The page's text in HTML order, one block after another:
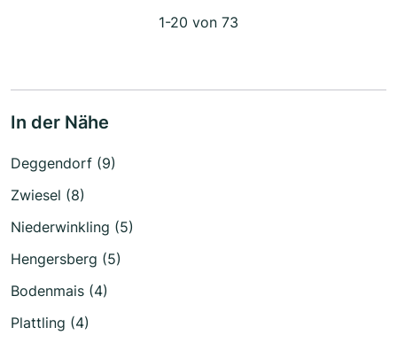
1-20 von 73
In der Nähe
Deggendorf (9)
Zwiesel (8)
Niederwinkling (5)
Hengersberg (5)
Bodenmais (4)
Plattling (4)